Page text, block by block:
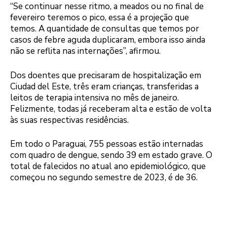
“Se continuar nesse ritmo, a meados ou no final de
fevereiro teremos o pico, essa é a projeção que
temos. A quantidade de consultas que temos por
casos de febre aguda duplicaram, embora isso ainda
não se reflita nas internações”, afirmou.
Dos doentes que precisaram de hospitalização em
Ciudad del Este, três eram crianças, transferidas a
leitos de terapia intensiva no mês de janeiro.
Felizmente, todas já receberam alta e estão de volta
às suas respectivas residências.
Em todo o Paraguai, 755 pessoas estão internadas
com quadro de dengue, sendo 39 em estado grave. O
total de falecidos no atual ano epidemiológico, que
começou no segundo semestre de 2023, é de 36.